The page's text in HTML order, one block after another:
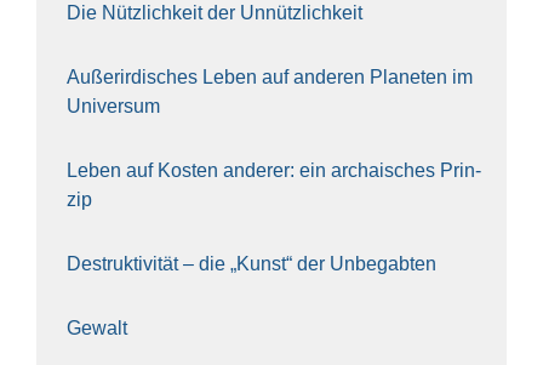
Die Nütz­lich­keit der Unnütz­lich­keit
Außer­ir­di­sches Leben auf ande­ren Pla­ne­ten im
Uni­ver­sum
Leben auf Kos­ten ande­rer: ein archai­sches Prin­
zip
Destruk­ti­vi­tät – die „Kunst“ der Unbe­gab­ten
Gewalt